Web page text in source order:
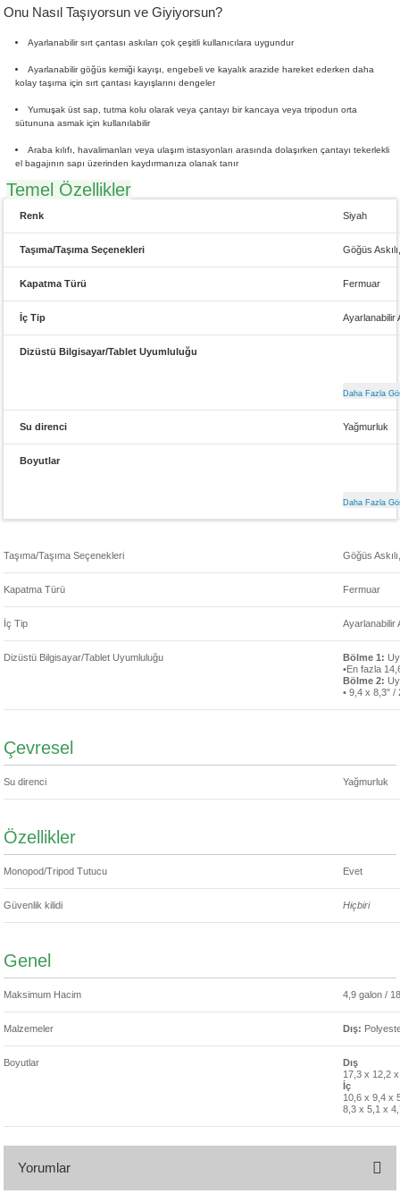
Onu Nasıl Taşıyorsun ve Giyiyorsun?
Ayarlanabilir sırt çantası askıları çok çeşitli kullanıcılara uygundur
Ayarlanabilir göğüs kemiği kayışı, engebeli ve kayalık arazide hareket ederken daha
kolay taşıma için sırt çantası kayışlarını dengeler
Yumuşak üst sap, tutma kolu olarak veya çantayı bir kancaya veya tripodun orta
sütununa asmak için kullanılabilir
Araba kılıfı, havalimanları veya ulaşım istasyonları arasında dolaşırken çantayı tekerlekli
el bagajının sapı üzerinden kaydırmanıza olanak tanır
Temel Özellikler
Renk Siyah
Taşıma/Taşıma Seçenekleri Göğüs
Kapatma Türü Fermuar
İç Tip Ayarlanabilir
Dizüstü Bilgisayar/Tablet Uyumluluğu
Daha Fazla
Su direnci Yağmurluk
Boyutlar
8,3 x 5,1 x
Daha Fazla
Taşıma/Taşıma Seçenekleri Göğüs
Kapatma Türü Fermuar
İç Tip Ayarlanabilir
Dizüstü Bilgisayar/Tablet Uyumluluğu Bölme 1:
•En fazla
Bölme 2:
• 9,4 x 8,3" /
Çevresel
Su direnci Yağmurluk
Özellikler
Monopod/Tripod Tutucu Evet
Güvenlik kilidi Hiçbiri
Genel
Maksimum Hacim 4,9 galon /
Malzemeler Dış:
Boyutlar
Dış
17,3 x 12,2
İç
10,6 x 9,4 x
8,3 x 5,1 x
Yorumlar